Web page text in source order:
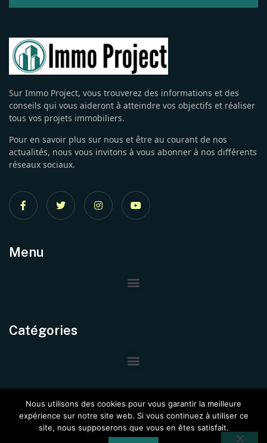
Sur Immo Project, vous trouverez des informations et des
conseils qui vous aideront à atteindre vos objectifs et réaliser
tous vos projets immobiliers.
Pour en savoir plus sur nous et être au courant de nos
actualités, nous vous invitons à vous abonner à nos différents
réseaux sociaux.
Menu
Catégories
Nous utilisons des cookies pour vous garantir la meilleure
expérience sur notre site web. Si vous continuez à utiliser ce
site, nous supposerons que vous en êtes satisfait.